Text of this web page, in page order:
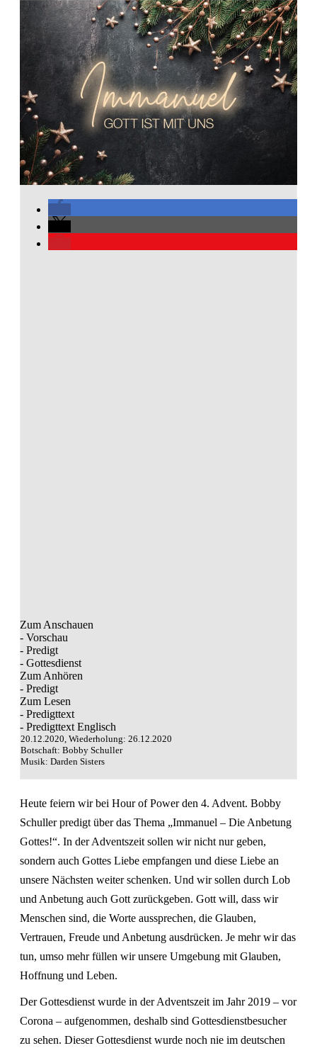
Zum Anschauen
- Vorschau
- Predigt
- Gottesdienst
Zum Anhören
- Predigt
Zum Lesen
- Predigttext
- Predigttext Englisch
20.12.2020, Wiederholung: 26.12.2020
Botschaft: Bobby Schuller
Musik: Darden Sisters
Heute feiern wir bei Hour of Power den 4. Advent. Bobby
Schuller predigt über das Thema „Immanuel – Die Anbetung
Gottes!“. In der Adventszeit sollen wir nicht nur geben,
sondern auch Gottes Liebe empfangen und diese Liebe an
unsere Nächsten weiter schenken. Und wir sollen durch Lob
und Anbetung auch Gott zurückgeben. Gott will, dass wir
Menschen sind, die Worte aussprechen, die Glauben,
Vertrauen, Freude und Anbetung ausdrücken. Je mehr wir das
tun, umso mehr füllen wir unsere Umgebung mit Glauben,
Hoffnung und Leben.
Der Gottesdienst wurde in der Adventszeit im Jahr 2019 – vor
Corona – aufgenommen, deshalb sind Gottesdienstbesucher
zu sehen. Dieser Gottesdienst wurde noch nie im deutschen